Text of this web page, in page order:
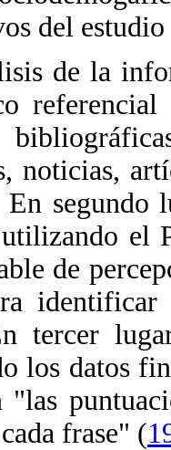
del
de la
referencial
noticias,
segundo
el
de
tercer
los datos
"las
frase" (